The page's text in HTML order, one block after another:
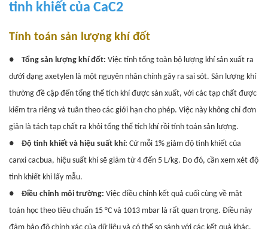
tinh khiết của CaC2
Tính toán sản lượng khí đốt
● Tổng sản lượng khí đốt: Việc tính tổng toàn bộ lượng khí sản xuất ra
dưới dạng axetylen là một nguyên nhân chính gây ra sai sót. Sản lượng khí
thường đề cập đến tổng thể tích khí được sản xuất, với các tạp chất được
kiểm tra riêng và tuân theo các giới hạn cho phép. Việc này không chỉ đơn
giản là tách tạp chất ra khỏi tổng thể tích khí rồi tính toán sản lượng.
●
Độ tinh khiết và hiệu suất khí: Cứ mỗi 1% giảm độ tinh khiết của
canxi cacbua, hiệu suất khí sẽ giảm từ 4 đến 5 L/kg. Do đó, cần xem xét độ
tinh khiết khi lấy mẫu.
●
Điều chỉnh môi trường: Việc điều chỉnh kết quả cuối cùng về mặt
toán học theo tiêu chuẩn 15 °C và 1013 mbar là rất quan trọng. Điều này